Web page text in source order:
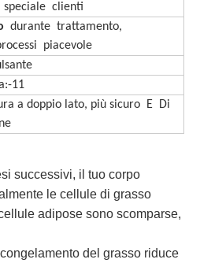
speciale clienti
durante trattamento,
piacevole
11
a doppio lato, più sicuro E Di
successivi, il tuo corpo
le cellule di grasso
adipose sono scomparse,
del grasso riduce